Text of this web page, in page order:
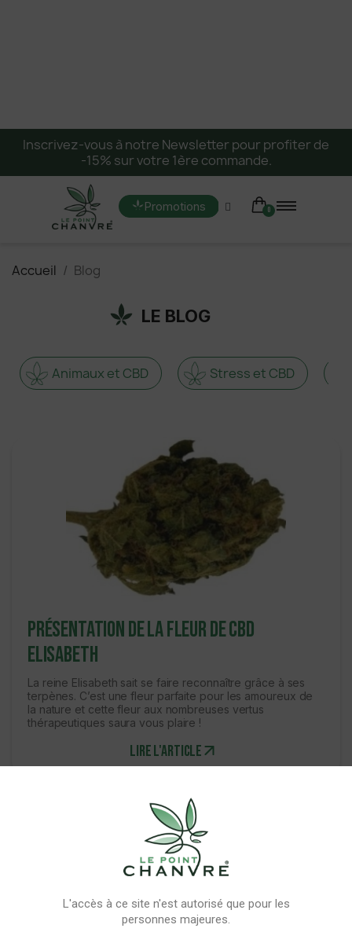
L'accès à ce site n'est autorisé que pour les
personnes majeures.
Inscrivez-vous à notre Newsletter pour profiter de
-15% sur votre 1ère commande.
Promotions
Accueil Blog
LE BLOG
Animaux et CBD Stress et CBD
Présentation de la fleur de CBD
Elisabeth
La reine Elisabeth sait se faire reconnaître grâce à ses
terpènes. C’est une fleur parfaite pour les amoureux de
la nature et cette fleur aux nombreuses vertus
thérapeutiques saura vous plaire !
Lire l'article